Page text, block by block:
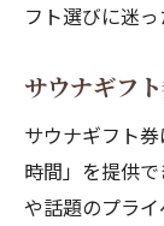
フト選びに迷っ
サウナギフ
サウナギフト
時間」を提供
や話題のプラ